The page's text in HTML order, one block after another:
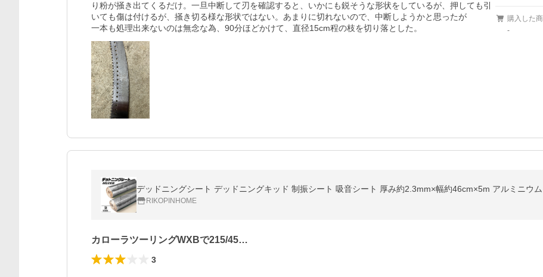
り粉が掻き出てくるだけ。一旦中断して刃を確認すると、いかにも鋭そうな形状をしているが、押しても引
いても傷は付けるが、掻き切る様な形状ではない。あまりに切れないので、中断しようかと思ったが
一本も処理出来ないのは無念な為、90分ほどかけて、直径15cm程の枝を切り落とした。
購入した
-
デッドニングシート デッドニングキッド 制振シート 吸音シート 厚み約2.3mm×幅約46cm×5m アルミニウ
RIKOPINHOME
カローラツーリングWXBで215/45…
3